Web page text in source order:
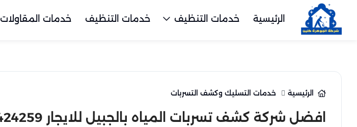
الرئيسية خدمات التنظيف خدمات التنظيف خدمات المقاولات
الرئيسية خدمات التسليك وكشف التسربات
افضل شركة كشف تسربات المياه بالجبيل للايجار 01098424259